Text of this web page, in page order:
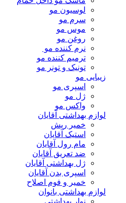
لوسیون مو
سرم مو
موس مو
روغن مو
نرم کننده مو
ترمیم کننده مو
تونیک و تونر مو
زیبایی مو
اسپری مو
ژل مو
واکس مو
لوازم بهداشتی آقایان
خمیر ریش
استیک آقایان
مام رول آقایان
ضد تعریق آقایان
ژل بهداشتی آقایان
اسپری بدن آقایان
خمیر و فوم اصلاح
لوازم بهداشتی بانوان
نوار بهداشتی